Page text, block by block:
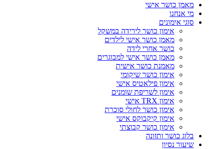
מאמן כושר אישי
מי אנחנו
סוגי אימונים
אימון כושר לירידה במשקל
מאמן כושר אישי לילדים
כושר אחרי לידה
מאמן כושר אישי למבוגרים
מאמנת כושר אישית
אימון כושר שיקומי
אימון פילאטיס אישי
אימון לשריפת שומנים
אימון TRX אישי
אימון כושר לחולי סוכרת
אימון קיקבוקס אישי
אימון כושר קבוצתי
בלוג כושר ותזונה
שיעור נסיון